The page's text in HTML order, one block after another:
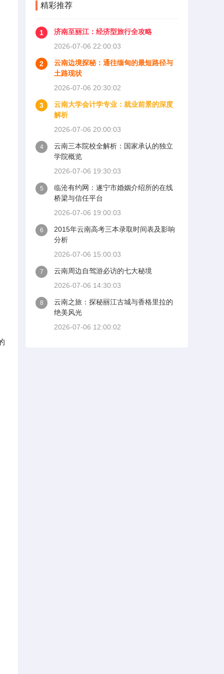
精彩推荐
1
济南至丽江：经济型旅行全攻略
2026-07-06 22:00:03
2
云南边境探秘：通往缅甸的最短路径与
土路现状
2026-07-06 20:30:02
3
云南大学会计学专业：就业前景的深度
解析
2026-07-06 20:00:03
4
云南三本院校全解析：国家承认的独立
学院概览
2026-07-06 19:30:03
5
临沧有约网：遂宁市婚姻介绍所的在线
桥梁与信任平台
2026-07-06 19:00:03
6
2015年云南高考三本录取时间表及影响
分析
2026-07-06 15:00:03
7
云南周边自驾游必访的七大秘境
2026-07-06 14:30:03
8
云南之旅：探秘丽江古城与香格里拉的
绝美风光
2026-07-06 12:00:02